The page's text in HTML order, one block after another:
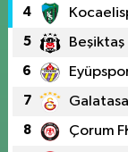
4
5 Beşiktaş
6
7
8 Çorum